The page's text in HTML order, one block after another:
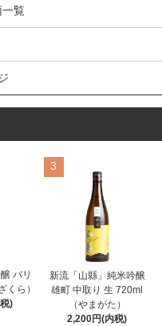
一覧
バリ
くら）
)
3
新流「山縣」純米吟醸
雄町 中取り 生 720ml
（やまがた）
2,200円(内税)